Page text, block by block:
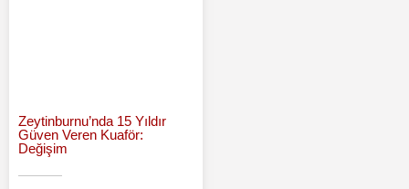
Zeytinburnu’nda 15 Yıldır
Güven Veren Kuaför:
Değişim